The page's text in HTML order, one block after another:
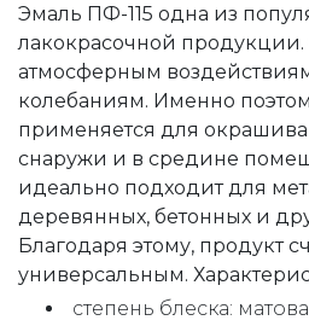
Эмаль ПФ-115 одна из
лакокрасочной продукции.
атмосферным
колебаниям. Именно
применяется для
снаружи и в средине
идеально подходит для
деревянных, бетонных и
Благодаря этому, продукт
универсальным.
степень блеска: